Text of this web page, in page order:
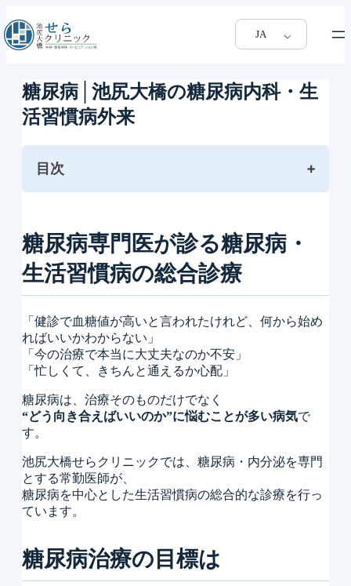
JA
糖尿病│池尻大橋の糖尿病内科・生
活習慣病外来
目次
糖尿病治療の目標は
医師紹介
当院で対応できる糖尿病・生活習慣病診療
合併症も含めて“クリニックで完結”する糖尿病診
療
運動療法について
よくあるご質問（Q&A）
糖尿病専門医が診る糖尿病・
生活習慣病の総合診療
「健診で血糖値が高いと言われたけれど、何から始め
ればいいかわからない」
「今の治療で本当に大丈夫なのか不安」
「忙しくて、きちんと通えるか心配」
糖尿病は、治療そのものだけでなく
“どう向き合えばいいのか”に悩むことが多い病気で
す。
池尻大橋せらクリニックでは、糖尿病・内分泌を専門
とする常勤医師が、
糖尿病を中心とした生活習慣病の総合的な診療を行っ
ています。
糖尿病治療の目標は